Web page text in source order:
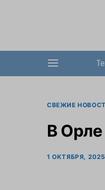
СВЕЖИЕ
В
1 ОКТЯБРЯ, 2025